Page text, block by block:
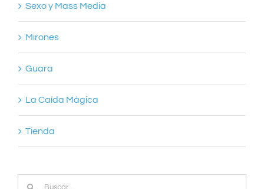
Sexo y Mass Media
Mirones
Guara
La Caída Mágica
Tienda
Buscar: